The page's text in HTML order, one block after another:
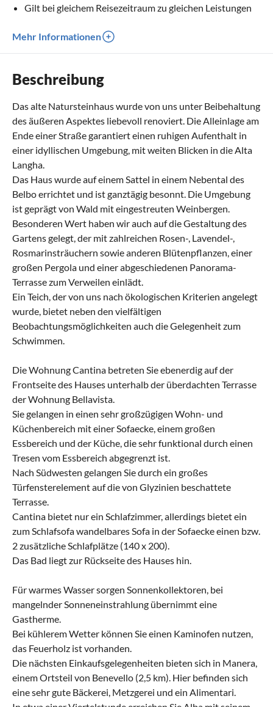
Gilt bei gleichem Reisezeitraum zu gleichen Leistungen
Mehr Informationen
Beschreibung
Das alte Natursteinhaus wurde von uns unter Beibehaltung
des äußeren Aspektes liebevoll renoviert. Die Alleinlage am
Ende einer Straße garantiert einen ruhigen Aufenthalt in
einer idyllischen Umgebung, mit weiten Blicken in die Alta
Langha.
Das Haus wurde auf einem Sattel in einem Nebental des
Belbo errichtet und ist ganztägig besonnt. Die Umgebung
ist geprägt von Wald mit eingestreuten Weinbergen.
Besonderen Wert haben wir auch auf die Gestaltung des
Gartens gelegt, der mit zahlreichen Rosen-, Lavendel-,
Rosmarinsträuchern sowie anderen Blütenpflanzen, einer
großen Pergola und einer abgeschiedenen Panorama-
Terrasse zum Verweilen einlädt.
Ein Teich, der von uns nach ökologischen Kriterien angelegt
wurde, bietet neben den vielfältigen
Beobachtungsmöglichkeiten auch die Gelegenheit zum
Schwimmen.
Die Wohnung Cantina betreten Sie ebenerdig auf der
Frontseite des Hauses unterhalb der überdachten Terrasse
der Wohnung Bellavista.
Sie gelangen in einen sehr großzügigen Wohn- und
Küchenbereich mit einer Sofaecke, einem großen
Essbereich und der Küche, die sehr funktional durch einen
Tresen vom Essbereich abgegrenzt ist.
Nach Südwesten gelangen Sie durch ein großes
Türfensterelement auf die von Glyzinien beschattete
Terrasse.
Cantina bietet nur ein Schlafzimmer, allerdings bietet ein
zum Schlafsofa wandelbares Sofa in der Sofaecke einen bzw.
2 zusätzliche Schlafplätze (140 x 200).
Das Bad liegt zur Rückseite des Hauses hin.
Für warmes Wasser sorgen Sonnenkollektoren, bei
mangelnder Sonneneinstrahlung übernimmt eine
Gastherme.
Bei kühlerem Wetter können Sie einen Kaminofen nutzen,
das Feuerholz ist vorhanden.
Die nächsten Einkaufsgelegenheiten bieten sich in Manera,
einem Ortsteil von Benevello (2,5 km). Hier befinden sich
eine sehr gute Bäckerei, Metzgerei und ein Alimentari.